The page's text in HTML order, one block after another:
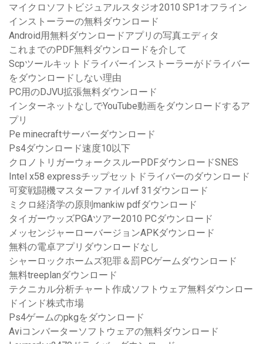
マイクロソフトビジュアルスタジオ2010 SP1オフライン
インストーラーの無料ダウンロード
Android用無料ダウンロードアプリの写真エディタ
これまでのPDF無料ダウンロードを介して
Scpツールキットドライバーインストーラーがドライバー
をダウンロードしない理由
PC用のDJVU拡張無料ダウンロード
インターネットなしでYouTube動画をダウンロードするア
プリ
Pe minecraftサーバーダウンロード
Ps4ダウンロード速度10以下
クロノトリガーウォークスルーPDFダウンロードSNES
Intel x58 expressチップセットドライバーのダウンロード
可変戦闘機マスターファイルvf 31ダウンロード
ミクロ経済学の原則mankiw pdfダウンロード
タイガーウッズPGAツアー2010 PCダウンロード
メッセンジャーローバージョンAPKダウンロード
無料の電卓アプリダウンロードなし
シャーロックホームズ犯罪＆罰PCゲームダウンロード
無料treeplanダウンロード
テクニカル分析チャート作成ソフトウェア無料ダウンロー
ドインド株式市場
Ps4ゲームのpkgをダウンロード
Aviコンバーターソフトウェアの無料ダウンロード